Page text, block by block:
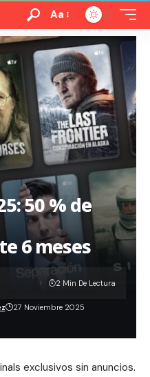
Aa
50 % de
6 meses
27 Noviembre 2025
2 Min De Lectura
exclusivos sin anuncios.